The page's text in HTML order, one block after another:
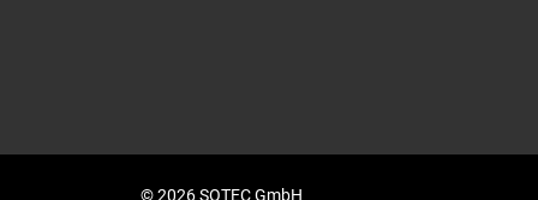
© 2026 SOTEC GmbH